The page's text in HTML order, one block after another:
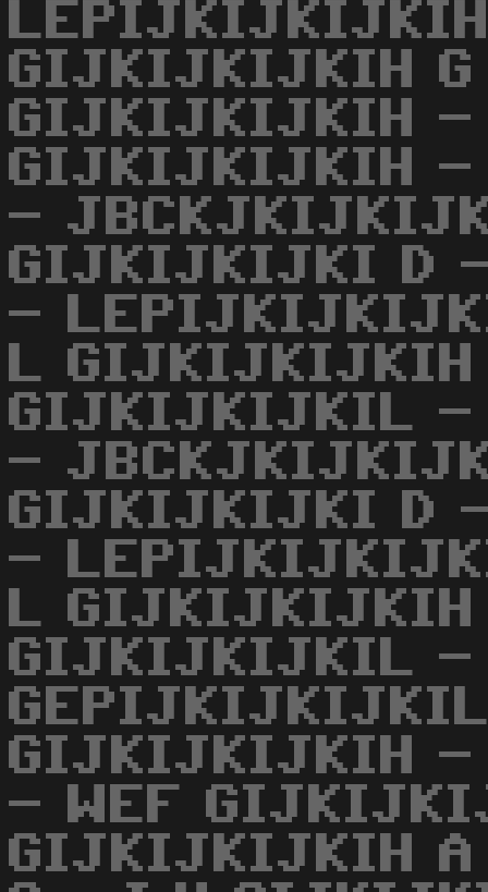
GIJKIJKIJKIH
GIJKIJKIJKIH
GIJKIJKIJKIH -
-
GIJKIJKIJKI D
-
L
GIJKIJKIJKIL -
-
GIJKIJKIJKI D
-
L
GIJKIJKIJKIL -
GIJKIJKIJKIH
- WEF
GIJKIJKIJKIH